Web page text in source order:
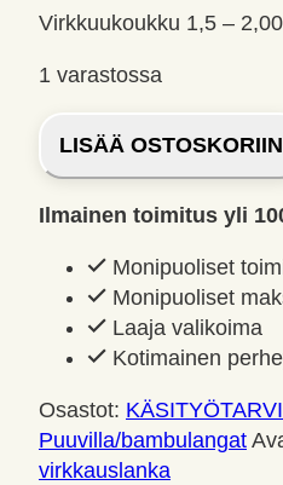
Virkkuukoukku 1,5 –
1 varastossa
Prolana
Häkelstar
puuvilla
virkkauslanka
100g
566m
määrä
LISÄÄ OSTOSKORIIN
Ilmainen toimitus yli
Monipuoliset
Monipuoliset
Laaja valikoima
Kotimainen
Osastot:
Puuvilla/bambulangat
virkkauslanka